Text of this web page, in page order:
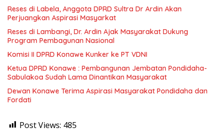
Reses di Labela, Anggota DPRD Sultra Dr Ardin Akan
Perjuangkan Aspirasi Masyarkat
Reses di Lambangi, Dr. Ardin Ajak Masyarakat Dukung
Program Pembagunan Nasional
Komisi II DPRD Konawe Kunker ke PT VDNI
Ketua DPRD Konawe : Pembangunan Jembatan Pondidaha-
Sabulakoa Sudah Lama Dinantikan Masyarakat
Dewan Konawe Terima Aspirasi Masyarakat Pondidaha dan
Fordati
Post Views: 485